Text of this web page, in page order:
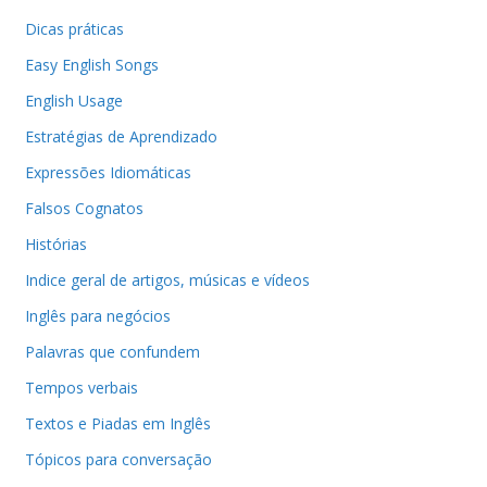
Dicas práticas
Easy English Songs
English Usage
Estratégias de Aprendizado
Expressões Idiomáticas
Falsos Cognatos
Histórias
Indice geral de artigos, músicas e vídeos
Inglês para negócios
Palavras que confundem
Tempos verbais
Textos e Piadas em Inglês
Tópicos para conversação